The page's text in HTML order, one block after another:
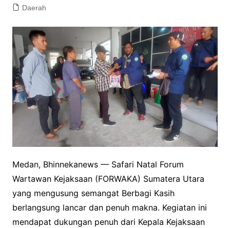
Daerah
Medan, Bhinnekanews — Safari Natal Forum
Wartawan Kejaksaan (FORWAKA) Sumatera Utara
yang mengusung semangat Berbagi Kasih
berlangsung lancar dan penuh makna. Kegiatan ini
mendapat dukungan penuh dari Kepala Kejaksaan